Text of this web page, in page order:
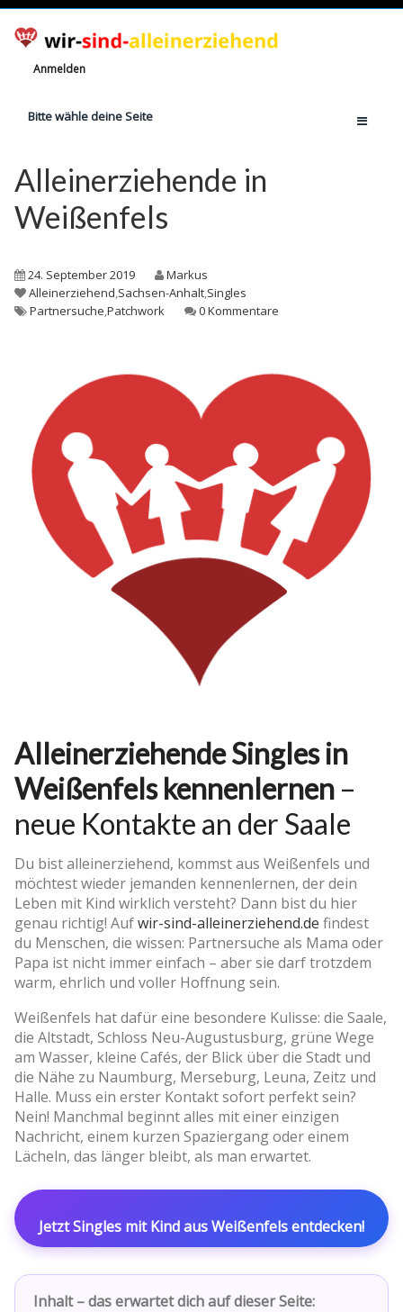
Anmelden
Bitte wähle deine Seite
Jetzt registrieren!
Ratgeber
Finanzielle Hilfe
Witze
Alleinerziehende in
Weißenfels
24. September 2019
Markus
Alleinerziehend,Sachsen-Anhalt,Singles
Partnersuche,Patchwork 0 Kommentare
Alleinerziehende Singles in
Weißenfels kennenlernen –
neue Kontakte an der Saale
Du bist alleinerziehend, kommst aus Weißenfels und
möchtest wieder jemanden kennenlernen, der dein
Leben mit Kind wirklich versteht? Dann bist du hier
genau richtig! Aufwir-sind-alleinerziehend.de findest
du Menschen, die wissen: Partnersuche als Mama oder
Papa ist nicht immer einfach – aber sie darf trotzdem
warm, ehrlich und voller Hoffnung sein.
Weißenfels hat dafür eine besondere Kulisse: die Saale,
die Altstadt, Schloss Neu-Augustusburg, grüne Wege
am Wasser, kleine Cafés, der Blick über die Stadt und
die Nähe zu Naumburg, Merseburg, Leuna, Zeitz und
Halle. Muss ein erster Kontakt sofort perfekt sein?
Nein! Manchmal beginnt alles mit einer einzigen
Nachricht, einem kurzen Spaziergang oder einem
Lächeln, das länger bleibt, als man erwartet.
Jetzt Singles mit Kind aus Weißenfels entdecken!
Inhalt – das erwartet dich auf dieser Seite: